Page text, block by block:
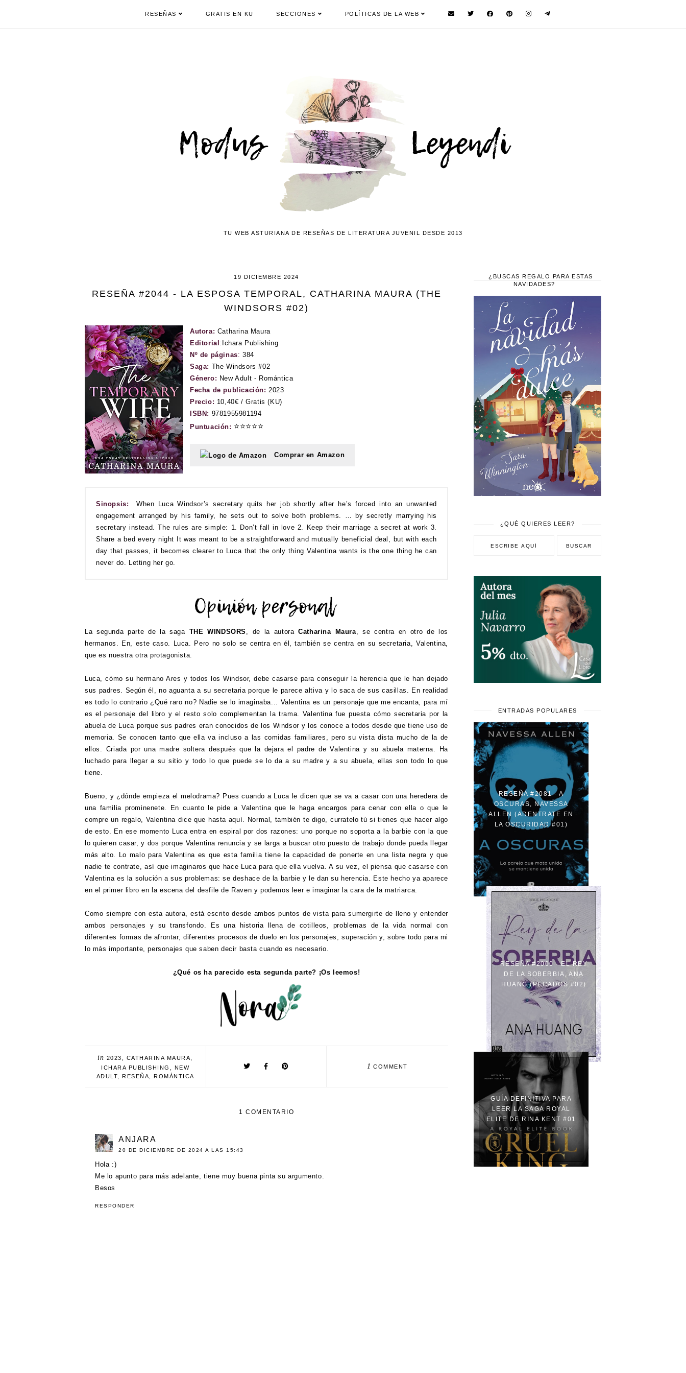
RESEÑAS GRATIS EN KU SECCIONES POLÍTICAS DE LA WEB
TU WEB ASTURIANA DE RESEÑAS DE LITERATURA JUVENIL DESDE 2013
19 DICIEMBRE 2024
RESEÑA #2044 - LA ESPOSA TEMPORAL, CATHARINA MAURA (THE
WINDSORS #02)
Autora: Catharina Maura
Editorial : Ichara Publishing
Nº de páginas: 384
Saga: The Windsors #02
Género: New Adult - Romántica
Fecha de publicación:2023
Precio: 10,40€ / Gratis (KU)
ISBN: 9781955981194
Puntuación: ⭐⭐⭐⭐⭐
Comprar en Amazon
Sinopsis:
When Luca Windsor’s secretary quits her job shortly after he’s forced into an unwanted
engagement arranged by his family, he sets out to solve both problems. … by secretly marrying his
secretary instead. The rules are simple: 1. Don’t fall in love 2. Keep their marriage a secret at work 3.
Share a bed every night It was meant to be a straightforward and mutually beneficial deal, but with each
day that passes, it becomes clearer to Luca that the only thing Valentina wants is the one thing he can
never do. Letting her go.
La segunda parte de la saga THE WINDSORS , de la autoraCatharina Maura, se centra en otro de los
hermanos. En, este caso. Luca. Pero no solo se centra en él, también se centra en su secretaria, Valentina,
que es nuestra otra protagonista.
Luca, cómo su hermano Ares y todos los Windsor, debe casarse para conseguir la herencia que le han dejado
sus padres. Según él, no aguanta a su secretaria porque le parece altiva y lo saca de sus casillas. En realidad
es todo lo contrario ¿Qué raro no? Nadie se lo imaginaba... Valentina es un personaje que me encanta, para mí
es el personaje del libro y el resto solo complementan la trama. Valentina fue puesta cómo secretaria por la
abuela de Luca porque sus padres eran conocidos de los Windsor y los conoce a todos desde que tiene uso de
memoria. Se conocen tanto que ella va incluso a las comidas familiares, pero su vista dista mucho de la de
ellos. Criada por una madre soltera después que la dejara el padre de Valentina y su abuela materna. Ha
luchado para llegar a su sitio y todo lo que puede se lo da a su madre y a su abuela, ellas son todo lo que
tiene.
Bueno, y ¿dónde empieza el melodrama? Pues cuando a Luca le dicen que se va a casar con una heredera de
una familia prominenete. En cuanto le pide a Valentina que le haga encargos para cenar con ella o que le
compre un regalo, Valentina dice que hasta aquí. Normal, también te digo, curratelo tú si tienes que hacer algo
de esto. En ese momento Luca entra en espiral por dos razones: uno porque no soporta a la barbie con la que
lo quieren casar, y dos porque Valentina renuncia y se larga a buscar otro puesto de trabajo donde pueda llegar
más alto. Lo malo para Valentina es que esta familia tiene la capacidad de ponerte en una lista negra y que
nadie te contrate, así que imaginaros que hace Luca para que ella vuelva. A su vez, el piensa que casarse con
Valentina es la solución a sus problemas: se deshace de la barbie y le dan su herencia. Este hecho ya aparece
en el primer libro en la escena del desfile de Raven y podemos leer e imaginar la cara de la matriarca.
Como siempre con esta autora, está escrito desde ambos puntos de vista para sumergirte de lleno y entender
ambos personajes y su transfondo. Es una historia llena de cotilleos, problemas de la vida normal con
diferentes formas de afrontar, diferentes procesos de duelo en los personajes, superación y, sobre todo para mi
lo más importante, personajes que saben decir basta cuando es necesario.
¿Qué os ha parecido esta segunda parte? ¡Os leemos!
in 2023 CATHARINA MAURA
ICHARA PUBLISHING
NEW
ADULT
RESEÑA ROMÁNTICA
1 COMMENT
1 COMENTARIO
ANJARA
20 DE DICIEMBRE DE 2024 A LAS 15:43
Hola :)
Me lo apunto para más adelante, tiene muy buena pinta su argumento.
Besos
RESPONDER
¿BUSCAS REGALO PARA ESTAS
NAVIDADES?
¿QUÉ QUIERES LEER?
ENTRADAS POPULARES
RESEÑA #2081 - A
OSCURAS, NAVESSA
ALLEN (ADENTRATE EN
LA OSCURIDAD #01)
RESEÑA #2000 - EL REY
DE LA SOBERBIA, ANA
HUANG (PECADOS #02)
GUÍA DEFINITIVA PARA
LEER LA SAGA ROYAL
ELITE DE RINA KENT #01